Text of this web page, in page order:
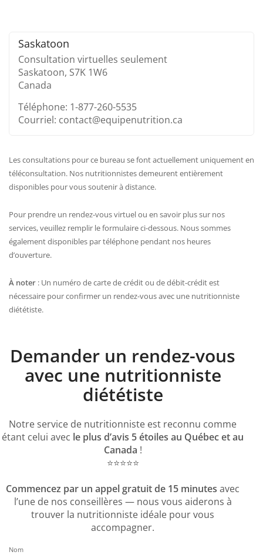
Saskatoon
Consultation virtuelles seulement
Saskatoon, S7K 1W6
Canada
Téléphone: 1-877-260-5535
Courriel: contact@equipenutrition.ca
Les consultations pour ce bureau se font actuellement uniquement en
téléconsultation. Nos nutritionnistes demeurent entièrement
disponibles pour vous soutenir à distance.
Pour prendre un rendez-vous virtuel ou en savoir plus sur nos
services, veuillez remplir le formulaire ci-dessous. Nous sommes
également disponibles par téléphone pendant nos heures
d’ouverture.
À noter : Un numéro de carte de crédit ou de débit-crédit est
nécessaire pour confirmer un rendez-vous avec une nutritionniste
diététiste.
Demander un rendez-vous
avec une nutritionniste
diététiste
Notre service de nutritionniste est reconnu comme
étant celui avec le plus d’avis 5 étoiles au Québec et au
Canada !
⭐️⭐️⭐️⭐️⭐️
Commencez par un appel gratuit de 15 minutes avec
l’une de nos conseillères — nous vous aiderons à
trouver la nutritionniste idéale pour vous
accompagner.
Nom